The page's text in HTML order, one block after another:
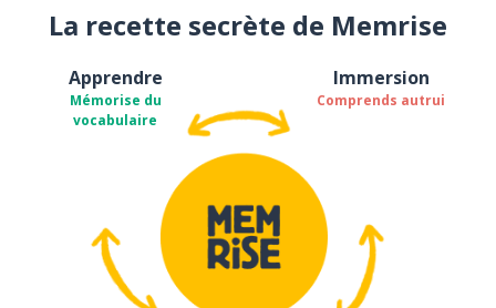
La recette secrète de Memrise
Apprendre
Mémorise du
vocabulaire
Immersion
Comprends autrui